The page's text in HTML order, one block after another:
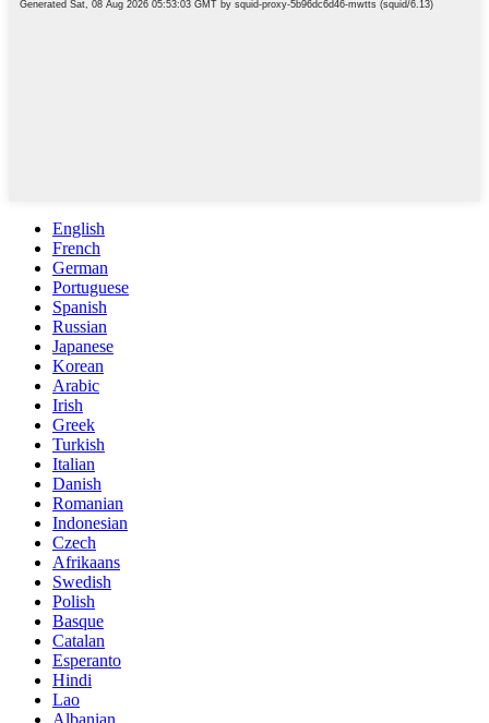
English
French
German
Portuguese
Spanish
Russian
Japanese
Korean
Arabic
Irish
Greek
Turkish
Italian
Danish
Romanian
Indonesian
Czech
Afrikaans
Swedish
Polish
Basque
Catalan
Esperanto
Hindi
Lao
Albanian